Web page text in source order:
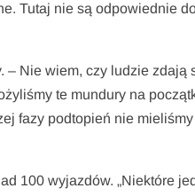
Tutaj nie są odpowiednie
– Nie wiem, czy ludzie
te mundury na
fazy podtopień nie
100 wyjazdów. „Niektóre